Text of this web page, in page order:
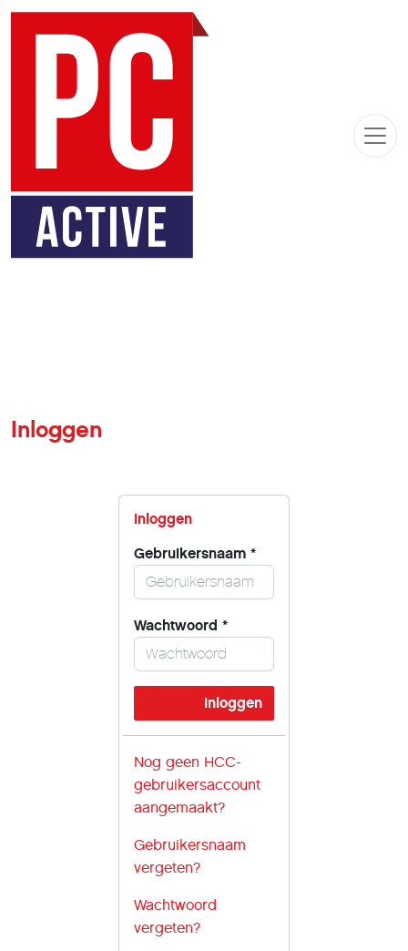
Inloggen
Inloggen
Gebruikersnaam *
Wachtwoord *
Nog geen HCC-
gebruikersaccount
aangemaakt?
Gebruikersnaam
vergeten?
Wachtwoord
vergeten?